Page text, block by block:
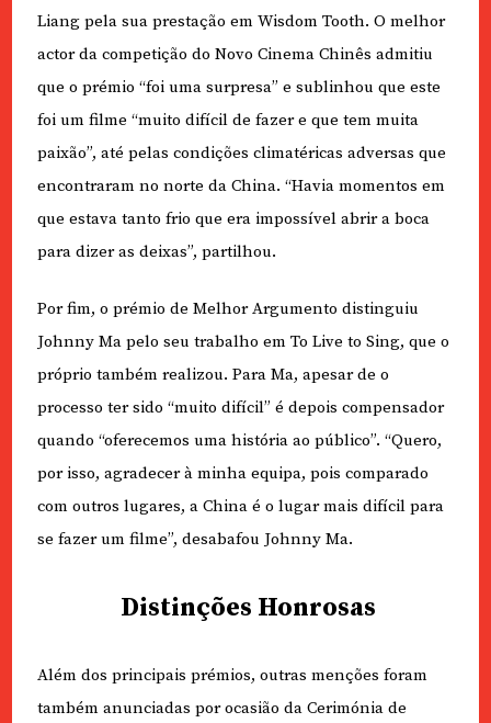
Liang pela sua prestação em Wisdom Tooth. O melhor
actor da competição do Novo Cinema Chinês admitiu
que o prémio “foi uma surpresa” e sublinhou que este
foi um filme “muito difícil de fazer e que tem muita
paixão”, até pelas condições climatéricas adversas que
encontraram no norte da China. “Havia momentos em
que estava tanto frio que era impossível abrir a boca
para dizer as deixas”, partilhou.
Por fim, o prémio de Melhor Argumento distinguiu
Johnny Ma pelo seu trabalho em To Live to Sing, que o
próprio também realizou. Para Ma, apesar de o
processo ter sido “muito difícil” é depois compensador
quando “oferecemos uma história ao público”. “Quero,
por isso, agradecer à minha equipa, pois comparado
com outros lugares, a China é o lugar mais difícil para
se fazer um filme”, desabafou Johnny Ma.
Distinções Honrosas
Além dos principais prémios, outras menções foram
também anunciadas por ocasião da Cerimónia de